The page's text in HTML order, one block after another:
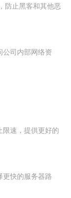
防止黑客和其他恶
公司内部网络资
速，提供更好的
更快的服务器路